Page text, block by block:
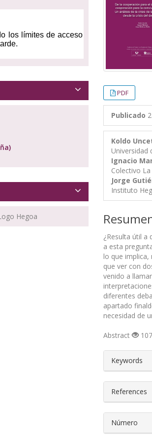
PDF
Publicado
Koldo
Universidad
Ignacio
Colectivo
Jorge
Instituto
¿Resulta útil a
a esta
lo que
que ver con
venido a
diferentes
apartado
necesidad de
Abstract
Keywords
References
Número